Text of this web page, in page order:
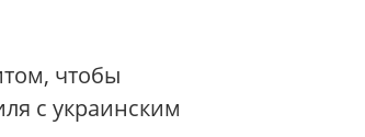
чтобы
с украинским